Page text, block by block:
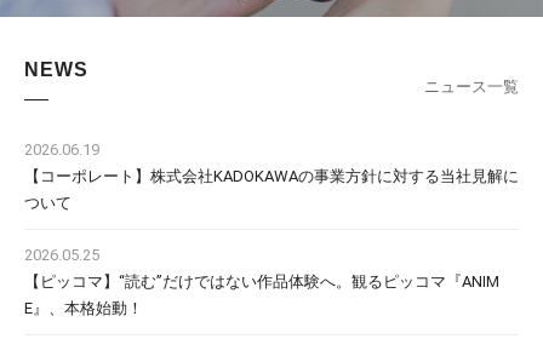
NEWS
ニュース一覧
2026.06.19
【コーポレート】株式会社KADOKAWAの事業方針に対する当社見解に
ついて
2026.05.25
【ピッコマ】“読む”だけではない作品体験へ。観るピッコマ『ANIM
E』、本格始動！